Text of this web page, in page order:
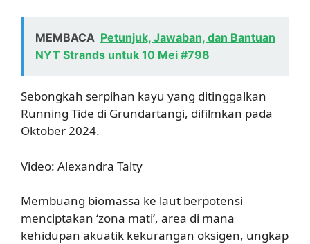
MEMBACA Petunjuk, Jawaban, dan Bantuan
NYT Strands untuk 10 Mei #798
Sebongkah serpihan kayu yang ditinggalkan
Running Tide di Grundartangi, difilmkan pada
Oktober 2024.
Video: Alexandra Talty
Membuang biomassa ke laut berpotensi
menciptakan ‘zona mati’, area di mana
kehidupan akuatik kekurangan oksigen, ungkap